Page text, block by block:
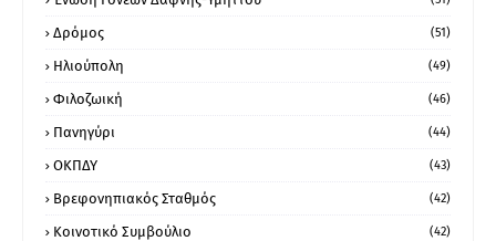
Δρόμος (51)
Ηλιούπολη (49)
Φιλοζωική (46)
Πανηγύρι (44)
ΟΚΠΔΥ (43)
Βρεφονηπιακός Σταθμός (42)
Κοινοτικό Συμβούλιο (42)